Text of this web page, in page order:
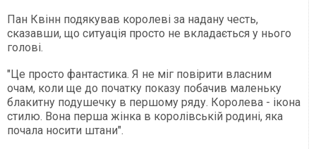
Пан Квінн подякував королеві за надану честь,
сказавши, що ситуація просто не вкладається у нього
голові.
"Це просто фантастика. Я не міг повірити власним
очам, коли ще до початку показу побачив маленьку
блакитну подушечку в першому ряду. Королева - ікона
стилю. Вона перша жінка в королівській родині, яка
почала носити штани".